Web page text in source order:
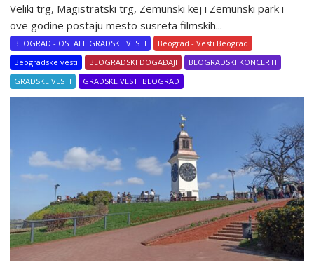
Veliki trg, Magistratski trg, Zemunski kej i Zemunski park i
ove godine postaju mesto susreta filmskih...
BEOGRAD - OSTALE GRADSKE VESTI
Beograd - Vesti Beograd
Beogradske vesti
BEOGRADSKI DOGAĐAJI
BEOGRADSKI KONCERTI
GRADSKE VESTI
GRADSKE VESTI BEOGRAD